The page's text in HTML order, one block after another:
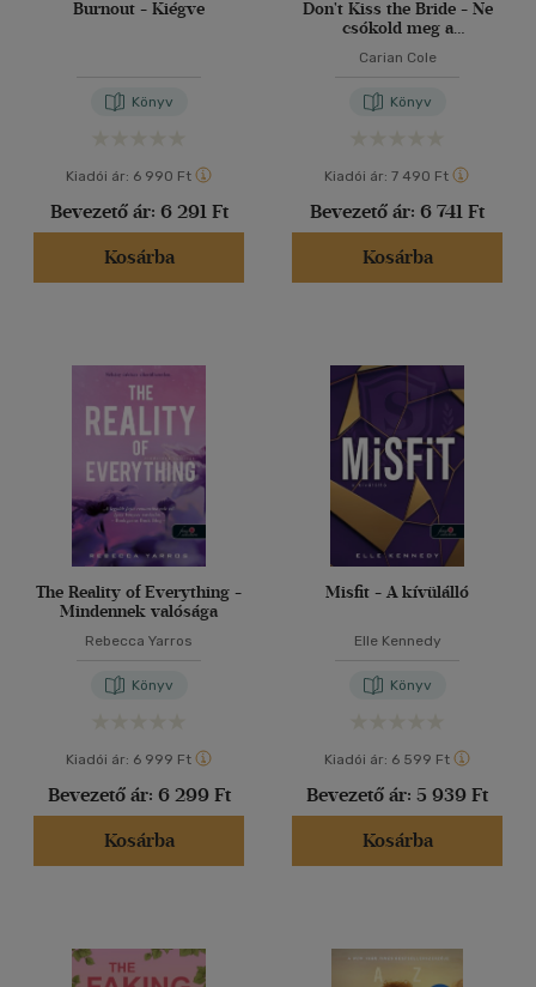
Burnout - Kiégve
Könyv
Kiadói ár: 6 990 Ft
Bevezető ár: 6 291 Ft
Kosárba
Don't Kiss the Bride - Ne
csókold meg a
Carian Cole
Könyv
Kiadói ár: 7 490 Ft
Bevezető ár: 6 741 Ft
Kosárba
The Reality of Everything -
Mindennek valósága
Rebecca Yarros
Könyv
Kiadói ár: 6 999 Ft
Bevezető ár: 6 299 Ft
Kosárba
Misfit - A kívülálló
Elle Kennedy
Könyv
Kiadói ár: 6 599 Ft
Bevezető ár: 5 939 Ft
Kosárba